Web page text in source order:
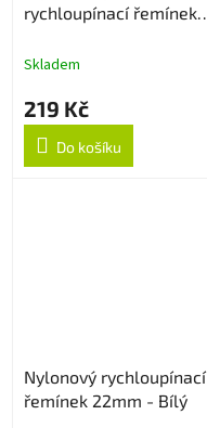
rychloupínací řemínek
Skladem
219 Kč
Do košíku
Nylonový rychloupínací
řemínek 22mm - Bílý